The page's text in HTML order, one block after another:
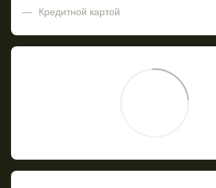
Кредитной картой